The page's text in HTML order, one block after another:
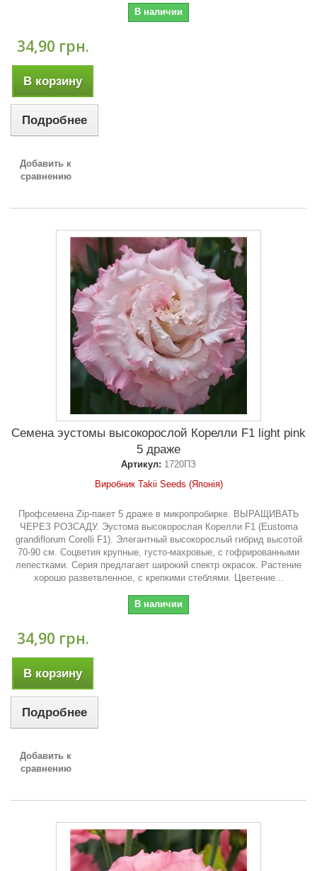
В наличии
34,90 грн.
В корзину
Подробнее
Добавить к
сравнению
Семена эустомы высокорослой Корелли F1 light pink
5 драже
Артикул: 1720ПЗ
Виробник Takii Seeds (Японія)
Профсемена Zip-пакет 5 драже в микропробирке. ВЫРАЩИВАТЬ
ЧЕРЕЗ РОЗСАДУ. Эустома высокорослая Корелли F1 (Eustoma
grandiflorum Corelli F1). Элегантный высокорослый гибрид высотой
70-90 см. Соцветия крупные, густо-махровые, с гофрированными
лепестками. Серия предлагает широкий спектр окрасок. Растение
хорошо разветвленное, с крепкими стеблями. Цветение...
В наличии
34,90 грн.
В корзину
Подробнее
Добавить к
сравнению